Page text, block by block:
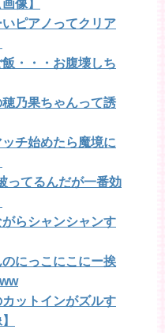
像】
いピアノってクリア
飯・・・お腹壊しち
穂乃果ちゃんって誘
ッチ始めたら魔境に
ってるんだが一番効
がらシャンシャンす
のにっこにこにー挨
カットインがズルす